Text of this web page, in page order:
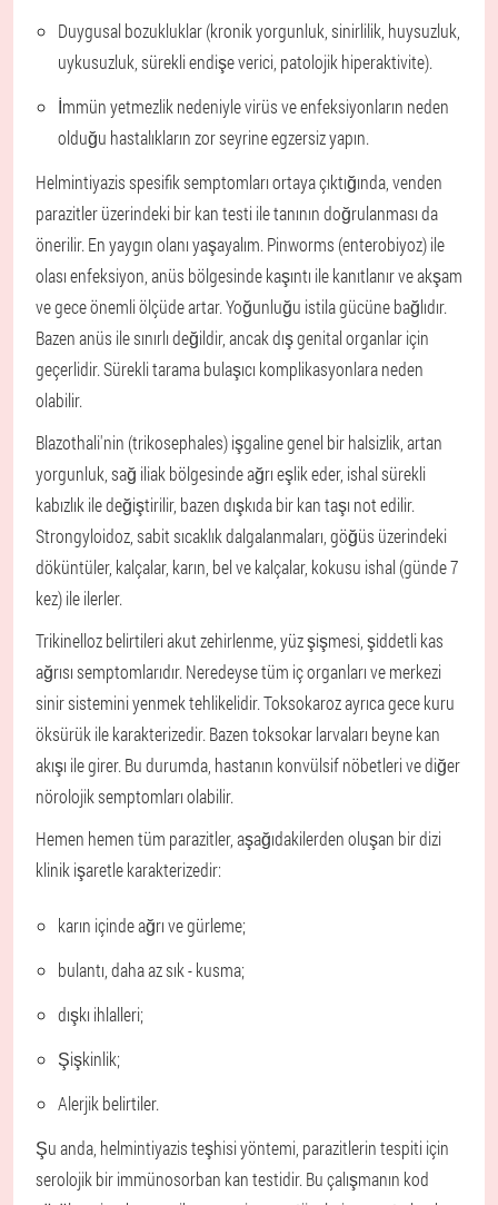
Duygusal bozukluklar (kronik yorgunluk, sinirlilik, huysuzluk,
uykusuzluk, sürekli endişe verici, patolojik hiperaktivite).
İmmün yetmezlik nedeniyle virüs ve enfeksiyonların neden
olduğu hastalıkların zor seyrine egzersiz yapın.
Helmintiyazis spesifik semptomları ortaya çıktığında, venden
parazitler üzerindeki bir kan testi ile tanının doğrulanması da
önerilir. En yaygın olanı yaşayalım. Pinworms (enterobiyoz) ile
olası enfeksiyon, anüs bölgesinde kaşıntı ile kanıtlanır ve akşam
ve gece önemli ölçüde artar. Yoğunluğu istila gücüne bağlıdır.
Bazen anüs ile sınırlı değildir, ancak dış genital organlar için
geçerlidir. Sürekli tarama bulaşıcı komplikasyonlara neden
olabilir.
Blazothali'nin (trikosephales) işgaline genel bir halsizlik, artan
yorgunluk, sağ iliak bölgesinde ağrı eşlik eder, ishal sürekli
kabızlık ile değiştirilir, bazen dışkıda bir kan taşı not edilir.
Strongyloidoz, sabit sıcaklık dalgalanmaları, göğüs üzerindeki
döküntüler, kalçalar, karın, bel ve kalçalar, kokusu ishal (günde 7
kez) ile ilerler.
Trikinelloz belirtileri akut zehirlenme, yüz şişmesi, şiddetli kas
ağrısı semptomlarıdır. Neredeyse tüm iç organları ve merkezi
sinir sistemini yenmek tehlikelidir. Toksokaroz ayrıca gece kuru
öksürük ile karakterizedir. Bazen toksokar larvaları beyne kan
akışı ile girer. Bu durumda, hastanın konvülsif nöbetleri ve diğer
nörolojik semptomları olabilir.
Hemen hemen tüm parazitler, aşağıdakilerden oluşan bir dizi
klinik işaretle karakterizedir:
karın içinde ağrı ve gürleme;
bulantı, daha az sık - kusma;
dışkı ihlalleri;
Şişkinlik;
Alerjik belirtiler.
Şu anda, helmintiyazis teşhisi yöntemi, parazitlerin tespiti için
serolojik bir immünosorban kan testidir. Bu çalışmanın kod